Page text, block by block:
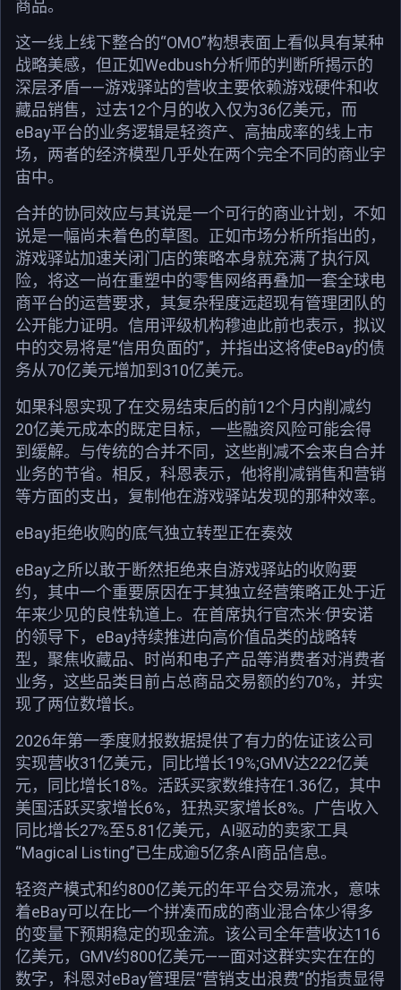
商品。
这一线上线下整合的“OMO”构想表面上看似具有某种
战略美感，但正如Wedbush分析师的判断所揭示的
深层矛盾——游戏驿站的营收主要依赖游戏硬件和收
藏品销售，过去12个月的收入仅为36亿美元，而
eBay平台的业务逻辑是轻资产、高抽成率的线上市
场，两者的经济模型几乎处在两个完全不同的商业宇
宙中。
合并的协同效应与其说是一个可行的商业计划，不如
说是一幅尚未着色的草图。正如市场分析所指出的，
游戏驿站加速关闭门店的策略本身就充满了执行风
险，将这一尚在重塑中的零售网络再叠加一套全球电
商平台的运营要求，其复杂程度远超现有管理团队的
公开能力证明。信用评级机构穆迪此前也表示，拟议
中的交易将是“信用负面的”，并指出这将使eBay的债
务从70亿美元增加到310亿美元。
如果科恩实现了在交易结束后的前12个月内削减约
20亿美元成本的既定目标，一些融资风险可能会得
到缓解。与传统的合并不同，这些削减不会来自合并
业务的节省。相反，科恩表示，他将削减销售和营销
等方面的支出，复制他在游戏驿站发现的那种效率。
eBay拒绝收购的底气独立转型正在奏效
eBay之所以敢于断然拒绝来自游戏驿站的收购要
约，其中一个重要原因在于其独立经营策略正处于近
年来少见的良性轨道上。在首席执行官杰米·伊安诺
的领导下，eBay持续推进向高价值品类的战略转
型，聚焦收藏品、时尚和电子产品等消费者对消费者
业务，这些品类目前占总商品交易额的约70%，并实
现了两位数增长。
2026年第一季度财报数据提供了有力的佐证该公司
实现营收31亿美元，同比增长19%;GMV达222亿美
元，同比增长18%。活跃买家数维持在1.36亿，其中
美国活跃买家增长6%，狂热买家增长8%。广告收入
同比增长27%至5.81亿美元，AI驱动的卖家工具
“Magical Listing”已生成逾5亿条AI商品信息。
轻资产模式和约800亿美元的年平台交易流水，意味
着eBay可以在比一个拼凑而成的商业混合体少得多
的变量下预期稳定的现金流。该公司全年营收达116
亿美元，GMV约800亿美元——面对这群实实在在的
数字，科恩对eBay管理层“营销支出浪费”的指责显得